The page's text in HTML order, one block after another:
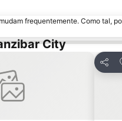
frequentemente. Como tal,
City
favoritos